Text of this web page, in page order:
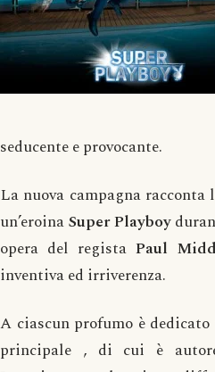
seducente e provocante.
La nuova campagna
un’eroinaSuper Playboy
opera del regista Paul
inventiva ed irriverenza.
A ciascun profumo è
principale , di cui è